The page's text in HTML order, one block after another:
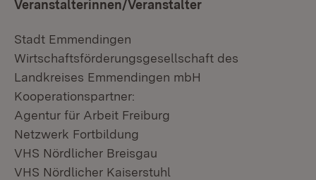
Veranstalterinnen/Veranstalter
Stadt Emmendingen
Wirtschaftsförderungsgesellschaft des
Landkreises Emmendingen mbH
Kooperationspartner:
Agentur für Arbeit Freiburg
Netzwerk Fortbildung
VHS Nördlicher Breisgau
VHS Nördlicher Kaiserstuhl